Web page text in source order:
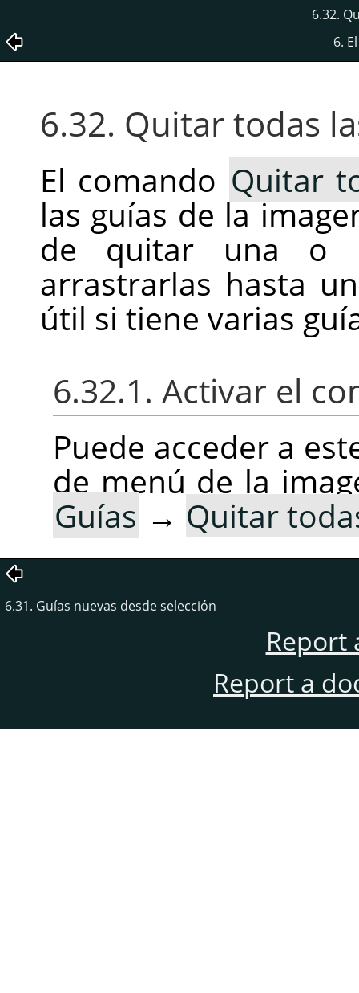
6.32.
6.
6.32. Quitar todas
El comando Quitar
las guías de la
de quitar una o
arrastrarlas hasta
útil si tiene varias
6.32.1. Activar el
Puede acceder a
de menú de la
Guías → Quitar
6.31. Guías nuevas desde selección
Report
Report a